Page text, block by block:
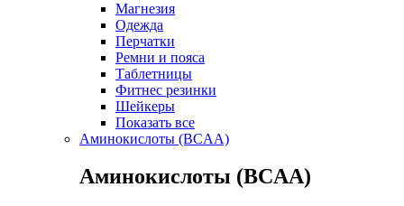
Магнезия
Одежда
Перчатки
Ремни и пояса
Таблетницы
Фитнес резинки
Шейкеры
Показать все
Аминокислоты (BCAA)
Аминокислоты (BCAA)